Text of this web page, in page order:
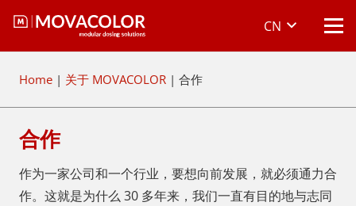
CN
Home | 关于 MOVACOLOR | 合作
合作
作为一家公司和一个行业，要想向前发展，就必须通力合
作。这就是为什么 30 多年来，我们一直有目的地与志同